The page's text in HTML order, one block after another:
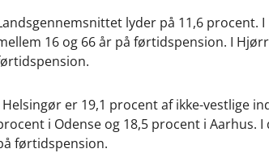
lyder på 11,6 procent.
16 og 66 år på førtidspension. I
Helsingør er 19,1 procent af ikke-vestlige
i Odense og 18,5 procent i
førtidspension.